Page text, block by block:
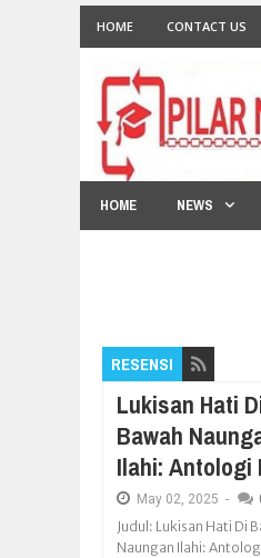
HOME CONTACT US
HOME NEWS
RESENSI
Lukisan Hati
Bawah
Ilahi: Antologi
May 02, 2025 -
Judul: Lukisan Hati Di
Naungan Ilahi: